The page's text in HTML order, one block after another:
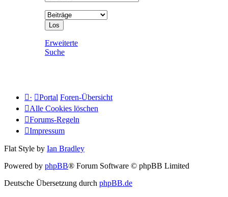
Erweiterte
Suche
· Portal Foren-Übersicht
Alle Cookies löschen
Forums-Regeln
Impressum
Flat Style by Ian Bradley
Powered by phpBB® Forum Software © phpBB Limited
Deutsche Übersetzung durch phpBB.de